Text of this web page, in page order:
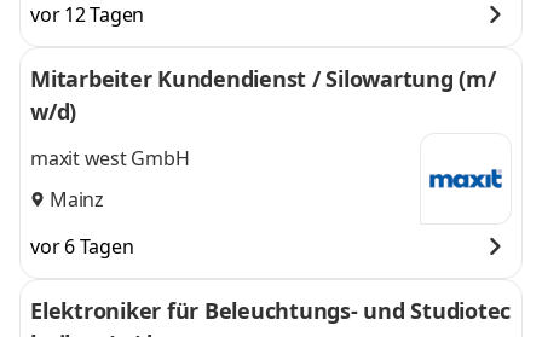
vor 12 Tagen
Mitarbeiter Kundendienst / Silowartung (m/
w/d)
maxit west GmbH
Mainz
vor 6 Tagen
Elektroniker für Beleuchtungs- und Studiotec